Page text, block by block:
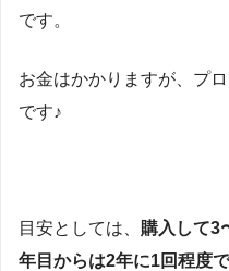
です。
お金はかかりますが、プ
です♪
目安としては、 購入して3
年目からは2年に1回程度